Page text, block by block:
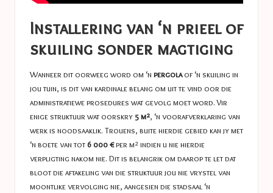
Installering van ‘n prieel of
skuiling sonder magtiging
Wanneer dit oorweeg word om ‘n pergolaof ‘n skuiling in
jou tuin, is dit van kardinale belang om uit te vind oor die
administratiewe prosedures wat gevolg moet word. Vir
enige struktuur wat oorskry 5 m², ‘n voorafverklaring van
werk is noodsaaklik. Trouens, buite hierdie gebied kan jy met
‘n boete van tot 6 000 €per m² indien u nie hierdie
verpligting nakom nie. Dit is belangrik om daarop te let dat
bloot die aftakeling van die struktuur jou nie vrystel van
moontlike vervolging nie, aangesien die stadsaal ‘n